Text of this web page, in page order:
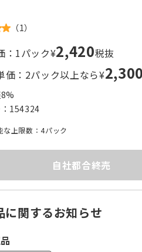
（1）
：1パック¥2,420税抜
価：2パック以上なら¥2,300
8%
154324
上限数：4パック
自社都合終売
に関するお知らせ